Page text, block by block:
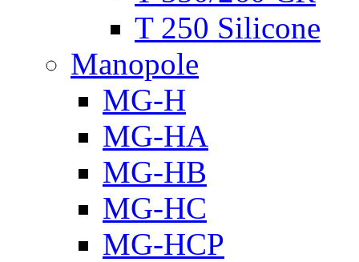
T 250 Silicone
Manopole
MG-H
MG-HA
MG-HB
MG-HC
MG-HCP